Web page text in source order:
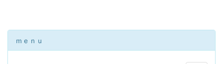
ｍｅｎｕ